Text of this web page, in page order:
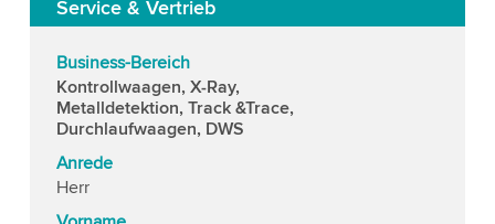
Service & Vertrieb
Business-Bereich
Kontrollwaagen, X-Ray,
Metalldetektion, Track &Trace,
Durchlaufwaagen, DWS
Anrede
Herr